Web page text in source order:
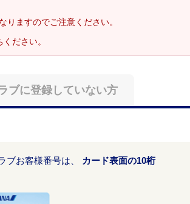
ますのでご注意ください。
ださい。
ブに登録していない方
ブお客様番号は、
カード表面の10桁